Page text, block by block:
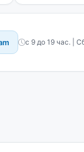
с 9 до 19 час. |